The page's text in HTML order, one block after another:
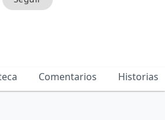
Comentarios Historias